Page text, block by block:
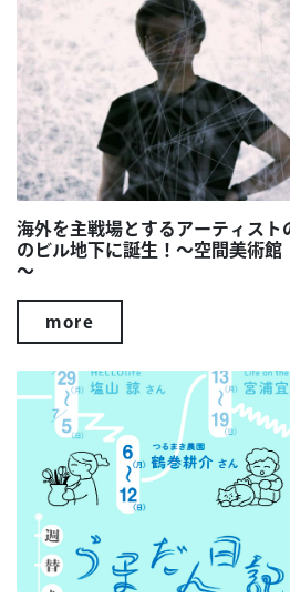
海外を主戦場とするアーティスト
のビル地下に誕生！～空間美術
～
more